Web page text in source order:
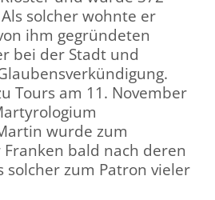
solcher wohnte er
ihm gegründeten
bei der Stadt und
Tours am 11. November
wurde zum
bald nach deren
solcher zum Patron vieler